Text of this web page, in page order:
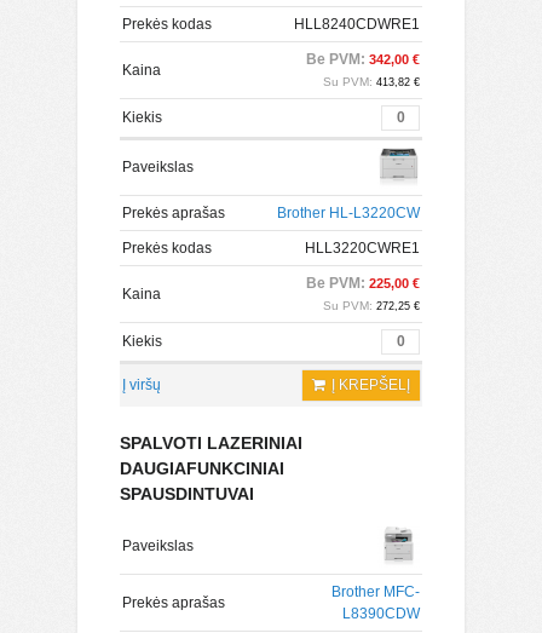
Prekės kodas HLL8240CDWRE1
Kaina
Be PVM: 342,00 €
Su PVM: 413,82 €
Kiekis
Paveikslas
Prekės aprašas Brother HL-L3220CW
Prekės kodas HLL3220CWRE1
Kaina
Be PVM: 225,00 €
Su PVM: 272,25 €
Kiekis
Į viršų Į KREPŠELĮ
SPALVOTI LAZERINIAI
DAUGIAFUNKCINIAI
SPAUSDINTUVAI
Paveikslas
Prekės aprašas
Brother MFC-
L8390CDW